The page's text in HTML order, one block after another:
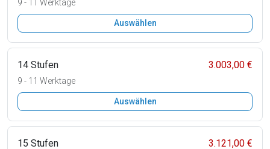
9 - 11 Werktage
Auswählen
14 Stufen 3.003,00 €
9 - 11 Werktage
Auswählen
15 Stufen 3.121,00 €